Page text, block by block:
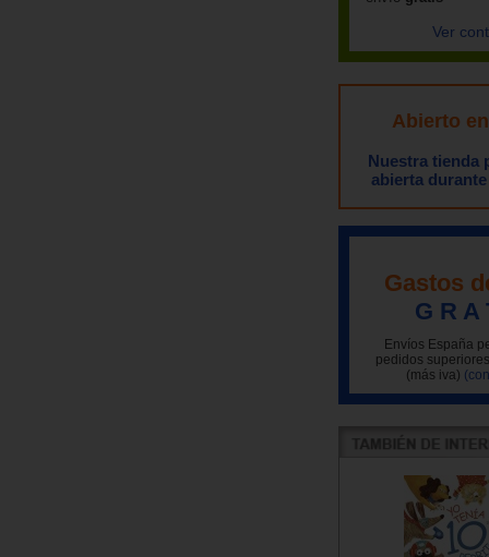
Ver
Abierto
Nuestra tienda
abierta
Gastos
G R A
Envíos España
pedidos
(más iva)